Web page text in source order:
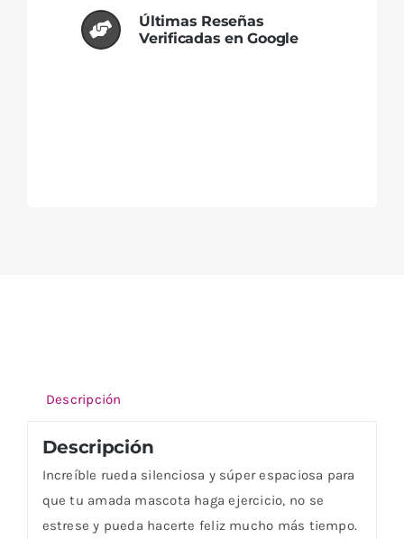
Últimas Reseñas
Verificadas en Google
Descripción
Descripción
Increíble rueda silenciosa y súper espaciosa para
que tu amada mascota haga ejercicio, no se
estrese y pueda hacerte feliz mucho más tiempo.